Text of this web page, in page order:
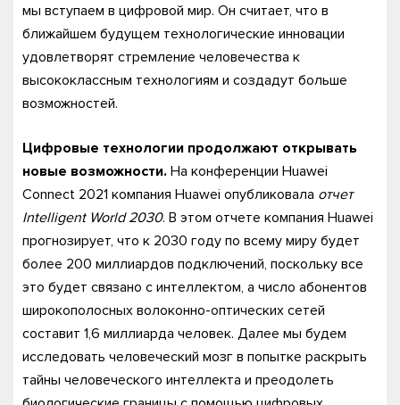
мы вступаем в цифровой мир. Он считает, что в
ближайшем будущем технологические инновации
удовлетворят стремление человечества к
высококлассным технологиям и создадут больше
возможностей.
Цифровые технологии продолжают открывать
новые возможности. На конференции Huawei
Connect 2021 компания Huawei опубликовала отчет
Intelligent World 2030. В этом отчете компания Huawei
прогнозирует, что к 2030 году по всему миру будет
более 200 миллиардов подключений, поскольку все
это будет связано с интеллектом, а число абонентов
широкополосных волоконно-оптических сетей
составит 1,6 миллиарда человек. Далее мы будем
исследовать человеческий мозг в попытке раскрыть
тайны человеческого интеллекта и преодолеть